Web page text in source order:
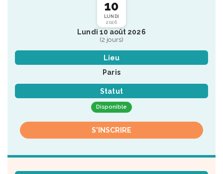
10
LUNDI
2026
Lundi 10 août 2026
(2 jours)
Lieu
Paris
Statut
Disponible
S'INSCRIRE